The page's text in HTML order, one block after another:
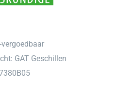
vergoedbaar
GAT Geschillen